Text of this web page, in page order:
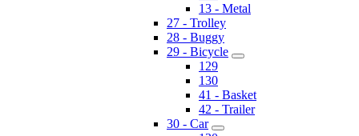
13 - Metal
27 - Trolley
28 - Buggy
29 - Bicycle
129
130
41 - Basket
42 - Trailer
30 - Car